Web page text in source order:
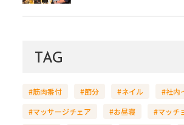
TAG
#筋肉番付 #節分 #ネイル
#社内
#マッサージチェア
#お昼寝 #マッチ